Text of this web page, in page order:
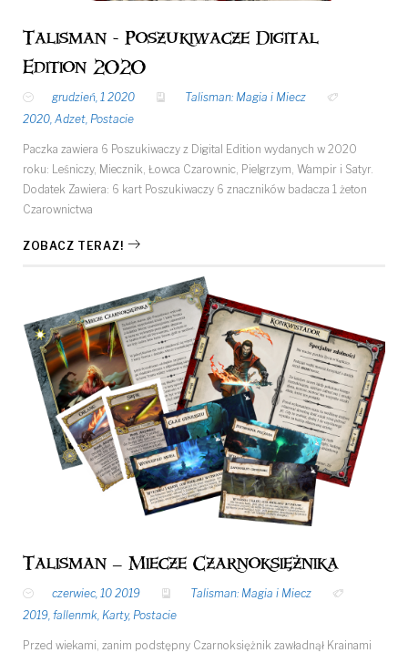
Talisman - Poszukiwacze Digital
Edition 2020
grudzień, 1 2020
Talisman: Magia i Miecz
2020, Adzet, Postacie
Paczka zawiera 6 Poszukiwaczy z Digital Edition wydanych w 2020
roku: Leśniczy, Miecznik, Łowca Czarownic, Pielgrzym, Wampir i Satyr.
Dodatek Zawiera: 6 kart Poszukiwaczy 6 znaczników badacza 1 żeton
Czarownictwa
ZOBACZ TERAZ!
Talisman – Miecze Czarnoksiężnika
czerwiec, 10 2019
Talisman: Magia i Miecz
2019 fallenmk Karty, Postacie
Przed wiekami, zanim podstępny Czarnoksiężnik zawładnął Krainami